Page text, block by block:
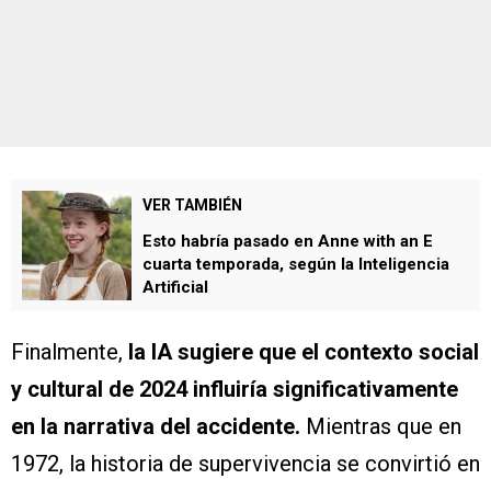
VER TAMBIÉN
Esto habría pasado en Anne with an E
cuarta temporada, según la Inteligencia
Artificial
Finalmente, la IA sugiere que el contexto social
y cultural de 2024 influiría significativamente
en la narrativa del accidente. Mientras que en
1972, la historia de supervivencia se convirtió en